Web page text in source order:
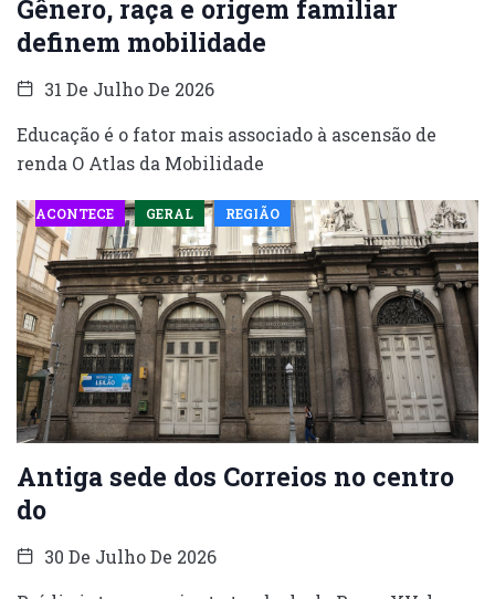
Gênero, raça e origem familiar
definem mobilidade
31 De Julho De 2026
Educação é o fator mais associado à ascensão de
renda O Atlas da Mobilidade
ACONTECE GERAL REGIÃO
Antiga sede dos Correios no centro
do
30 De Julho De 2026